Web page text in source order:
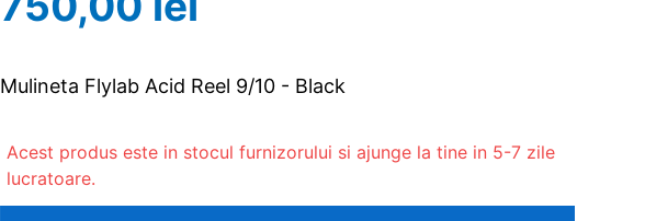
Mulineta Flylab Acid Reel 9/10 - Black
Acest produs este in stocul furnizorului si ajunge la tine in 5-7 zile
lucratoare.